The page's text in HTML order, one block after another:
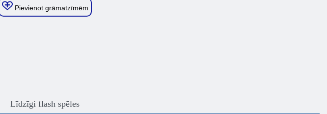
Pievienot grāmatzīmēm
Līdzīgi flash spēles